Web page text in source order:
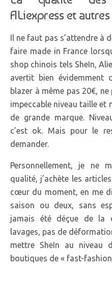
ALiexpress et autres
Il ne faut pas s’attendre à
faire made in France
shop chinois tels SheIn,
avertit bien évidemment
blazer à même pas 20€,
impeccable niveau taille et
de grande marque.
c’est ok. Mais pour le
demander.
Personnellement, je ne
qualité, j’achète les
cœur du moment, en me
saison ou deux, sans
jamais été déçue de la
lavages, pas de
mettre SheIn au niveau
boutiques de « fast-